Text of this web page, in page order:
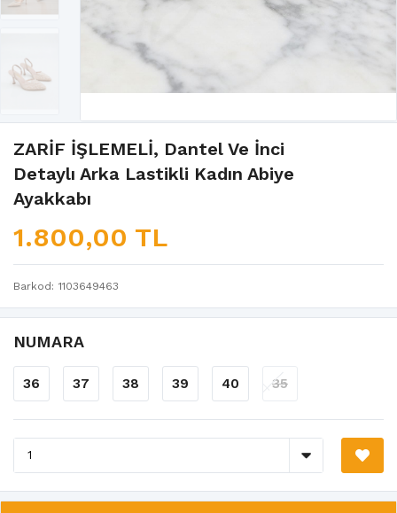
ZARİF İŞLEMELİ, Dantel Ve İnci
Detaylı Arka Lastikli Kadın Abiye
Ayakkabı
1.800,00 TL
Barkod 1103649463
NUMARA
36 37 38 39 40 35